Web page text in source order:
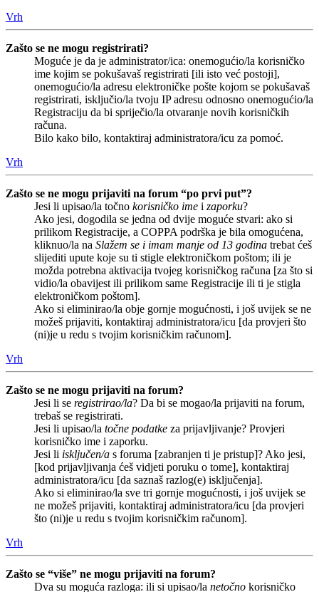
Vrh
Zašto se ne mogu registrirati?
Moguće je da je administrator/ica: onemogućio/la korisničko
ime kojim se pokušavaš registrirati [ili isto već postoji],
onemogućio/la adresu elektroničke pošte kojom se pokušavaš
registrirati, isključio/la tvoju IP adresu odnosno onemogućio/la
Registraciju da bi spriječio/la otvaranje novih korisničkih
računa.
Bilo kako bilo, kontaktiraj administratora/icu za pomoć.
Vrh
Zašto se ne mogu prijaviti na forum “po prvi put”?
Jesi li upisao/la točno korisničko ime i zaporku?
Ako jesi, dogodila se jedna od dvije moguće stvari: ako si
prilikom Registracije, a COPPA podrška je bila omogućena,
kliknuo/la na Slažem se i imam manje od 13 godina trebat ćeš
slijediti upute koje su ti stigle elektroničkom poštom; ili je
možda potrebna aktivacija tvojeg korisničkog računa [za što si
vidio/la obavijest ili prilikom same Registracije ili ti je stigla
elektroničkom poštom].
Ako si eliminirao/la obje gornje mogućnosti, i još uvijek se ne
možeš prijaviti, kontaktiraj administratora/icu [da provjeri što
(ni)je u redu s tvojim korisničkim računom].
Vrh
Zašto se ne mogu prijaviti na forum?
Jesi li se registrirao/la? Da bi se mogao/la prijaviti na forum,
trebaš se registrirati.
Jesi li upisao/la točne podatke za prijavljivanje? Provjeri
korisničko ime i zaporku.
Jesi li isključen/a s foruma [zabranjen ti je pristup]? Ako jesi,
[kod prijavljivanja ćeš vidjeti poruku o tome], kontaktiraj
administratora/icu [da saznaš razlog(e) isključenja].
Ako si eliminirao/la sve tri gornje mogućnosti, i još uvijek se
ne možeš prijaviti, kontaktiraj administratora/icu [da provjeri
što (ni)je u redu s tvojim korisničkim računom].
Vrh
Zašto se “više” ne mogu prijaviti na forum?
Dva su moguća razloga: ili si upisao/la netočno korisničko